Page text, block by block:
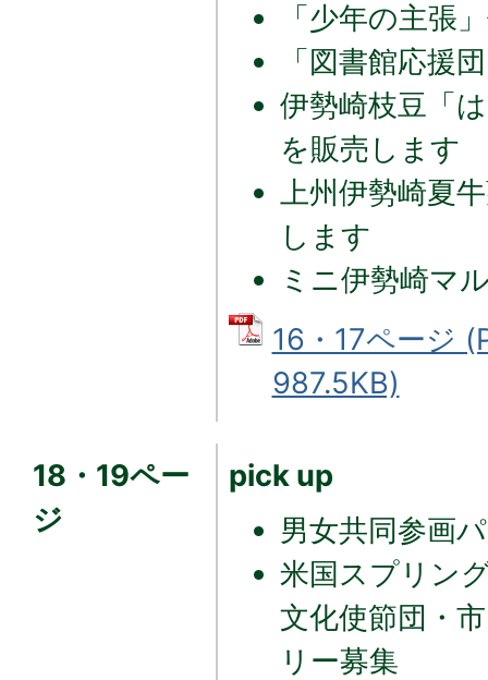
「少年の主張
「図書館応援
伊勢崎枝豆「
を販売します
上州伊勢崎夏
します
ミニ伊勢崎マ
16・17ページ
987.5KB)
18・19ペー
ジ
pick up
男女共同参画
米国スプリン
文化使節団・
リー募集